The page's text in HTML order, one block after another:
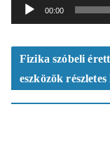
00:00
Fizika szóbeli
eszközök